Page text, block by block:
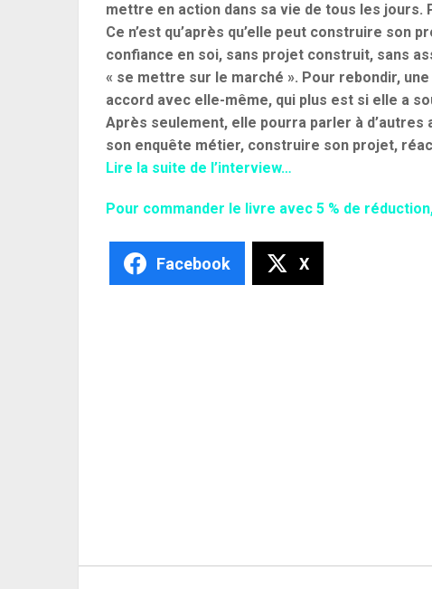
mettre en action dans sa vie de tous les jours.
Ce n’est qu’après qu’elle peut construire son
confiance en soi, sans projet construit, sans
« se mettre sur le marché ». Pour rebondir,
accord avec elle-même, qui plus est si elle a
Après seulement, elle pourra parler à
son enquête métier, construire son projet,
Lire la suite de l’interview…
Pour commander le livre avec 5 % de
Facebook X